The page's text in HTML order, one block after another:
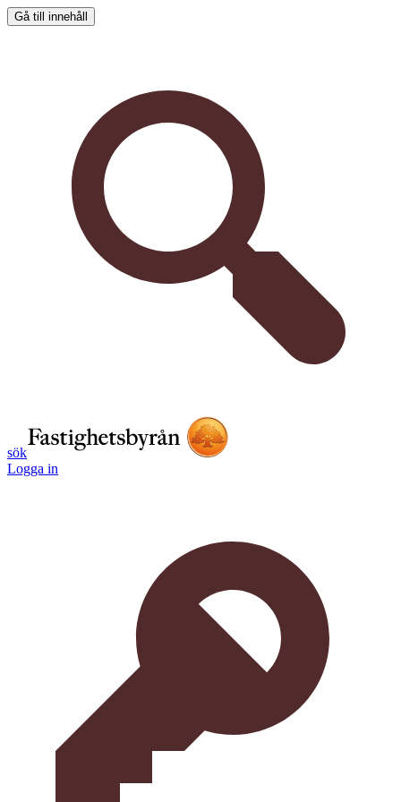
Gå till innehåll
sök
Logga in